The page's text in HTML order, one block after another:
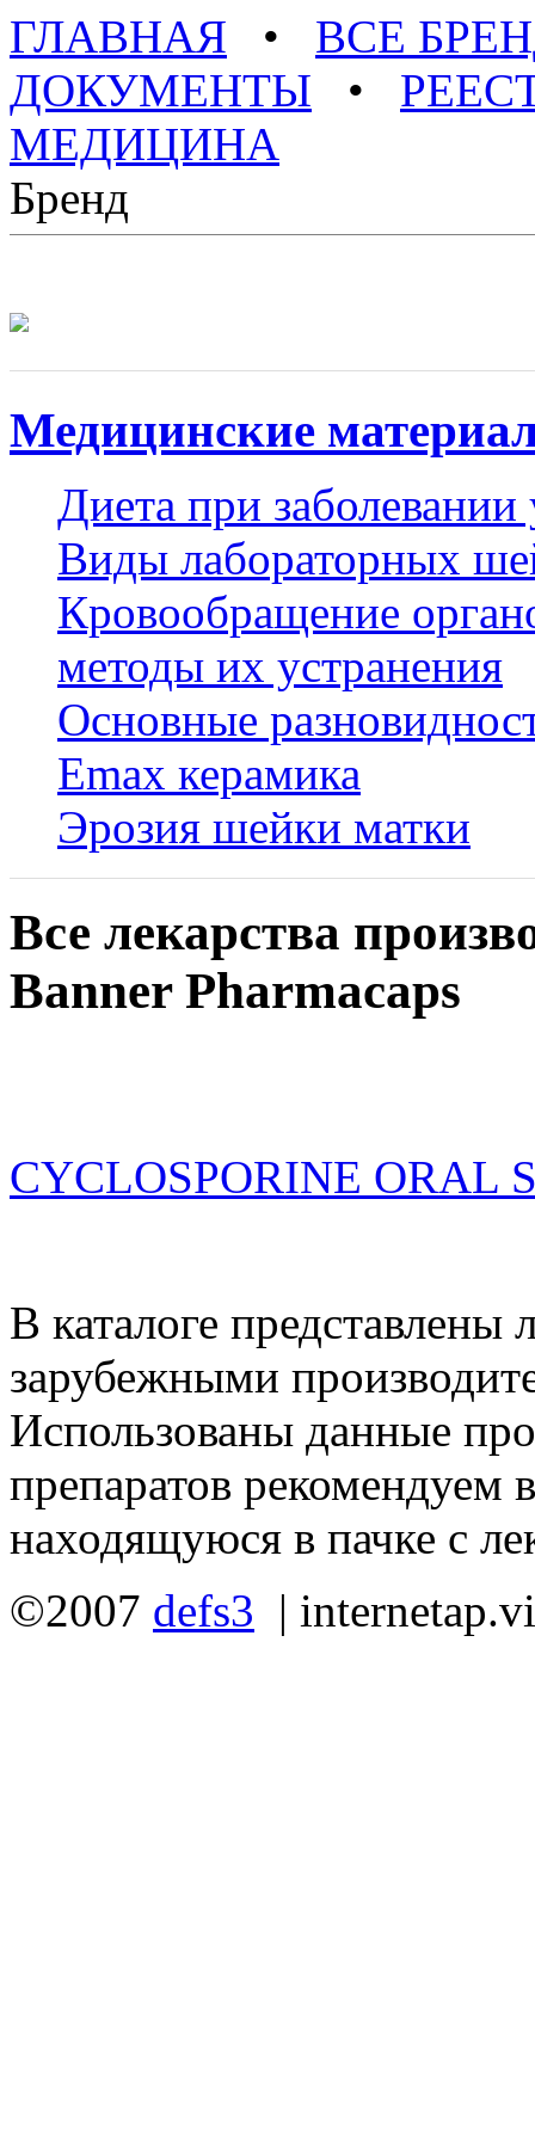
ГЛАВНАЯ • ВСЕ
ДОКУМЕНТЫ •
МЕДИЦИНА
Бренд
Медицинские
Диета при
Виды лабораторных
Кровообращение
методы их устранения
Основные
Emax керамика
Эрозия шейки матки
Все лекарства
Banner Pharmacaps
CYCLOSPORINE ORAL
В каталоге представлены
зарубежными
Использованы данные
препаратов рекомендуем
находящуюся в пачке с
©2007 defs3 |